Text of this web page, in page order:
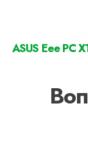
ASUS Eee PC